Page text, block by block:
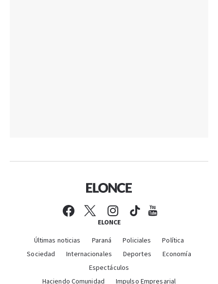
ELONCE
Últimas noticias Paraná Policiales
Política
Sociedad
Internacionales Deportes
Economía
Espectáculos
Haciendo Comunidad
Impulso Empresarial